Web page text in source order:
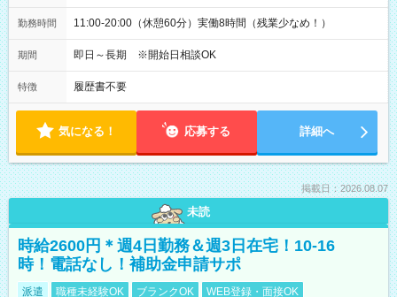
勤務時間 11:00-20:00（休憩60分）実働8時間（残業少なめ！）
期間 即日～長期 ※開始日相談OK
特徴 履歴書不要
気になる！ 応募する 詳細へ
掲載日：2026.08.07
未読
時給2600円＊週4日勤務＆週3日在宅！10-16
時！電話なし！補助金申請サポ
派遣 職種未経験OK ブランクOK WEB登録・面接OK